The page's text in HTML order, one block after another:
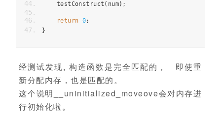
    testConstruct
( num);
return 0;
}
经测试发现, 构造函数是完全匹配的， 即使重
新分配内存，也是匹配的。
这个说明__uninitialized_moveove会对内存进
行初始化啦。